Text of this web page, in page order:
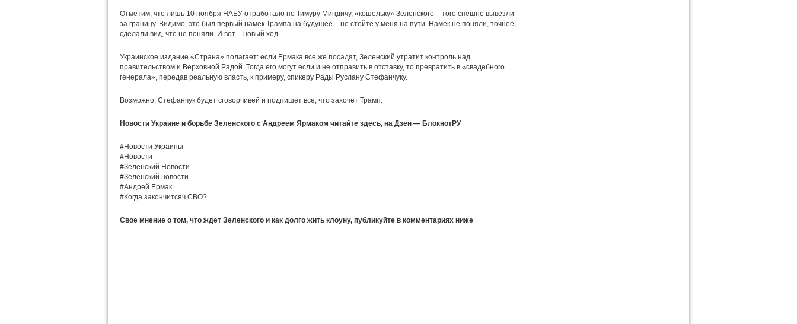
Отметим, что лишь 10 ноября НАБУ отработало по Тимуру Миндичу, «кошельку» Зеленского – того спешно вывезли
за границу. Видимо, это был первый намек Трампа на будущее – не стойте у меня на пути. Намек не поняли, точнее,
сделали вид, что не поняли. И вот – новый ход.
Украинское издание «Страна» полагает: если Ермака все же посадят, Зеленский утратит контроль над
правительством и Верховной Радой. Тогда его могут если и не отправить в отставку, то превратить в «свадебного
генерала», передав реальную власть, к примеру, спикеру Рады Руслану Стефанчуку.
Возможно, Стефанчук будет сговорчивей и подпишет все, что захочет Трамп.
Новости Украине и борьбе Зеленского с Андреем Ярмаком читайте здесь, на Дзен — БлокнотРУ
#Новости Украины
#Новости
#Зеленский Новости
#Зеленский новости
#Андрей Ермак
#Когда закончитсяч СВО?
Свое мнение о том, что ждет Зеленского и как долго жить клоуну, публикуйте в комментариях ниже